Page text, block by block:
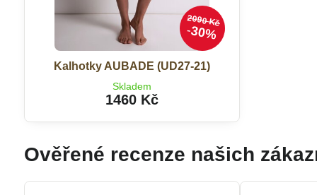
2090 Kč
30%
Kalhotky AUBADE (UD27-21)
Skladem
1460 Kč
Ověřené recenze našich